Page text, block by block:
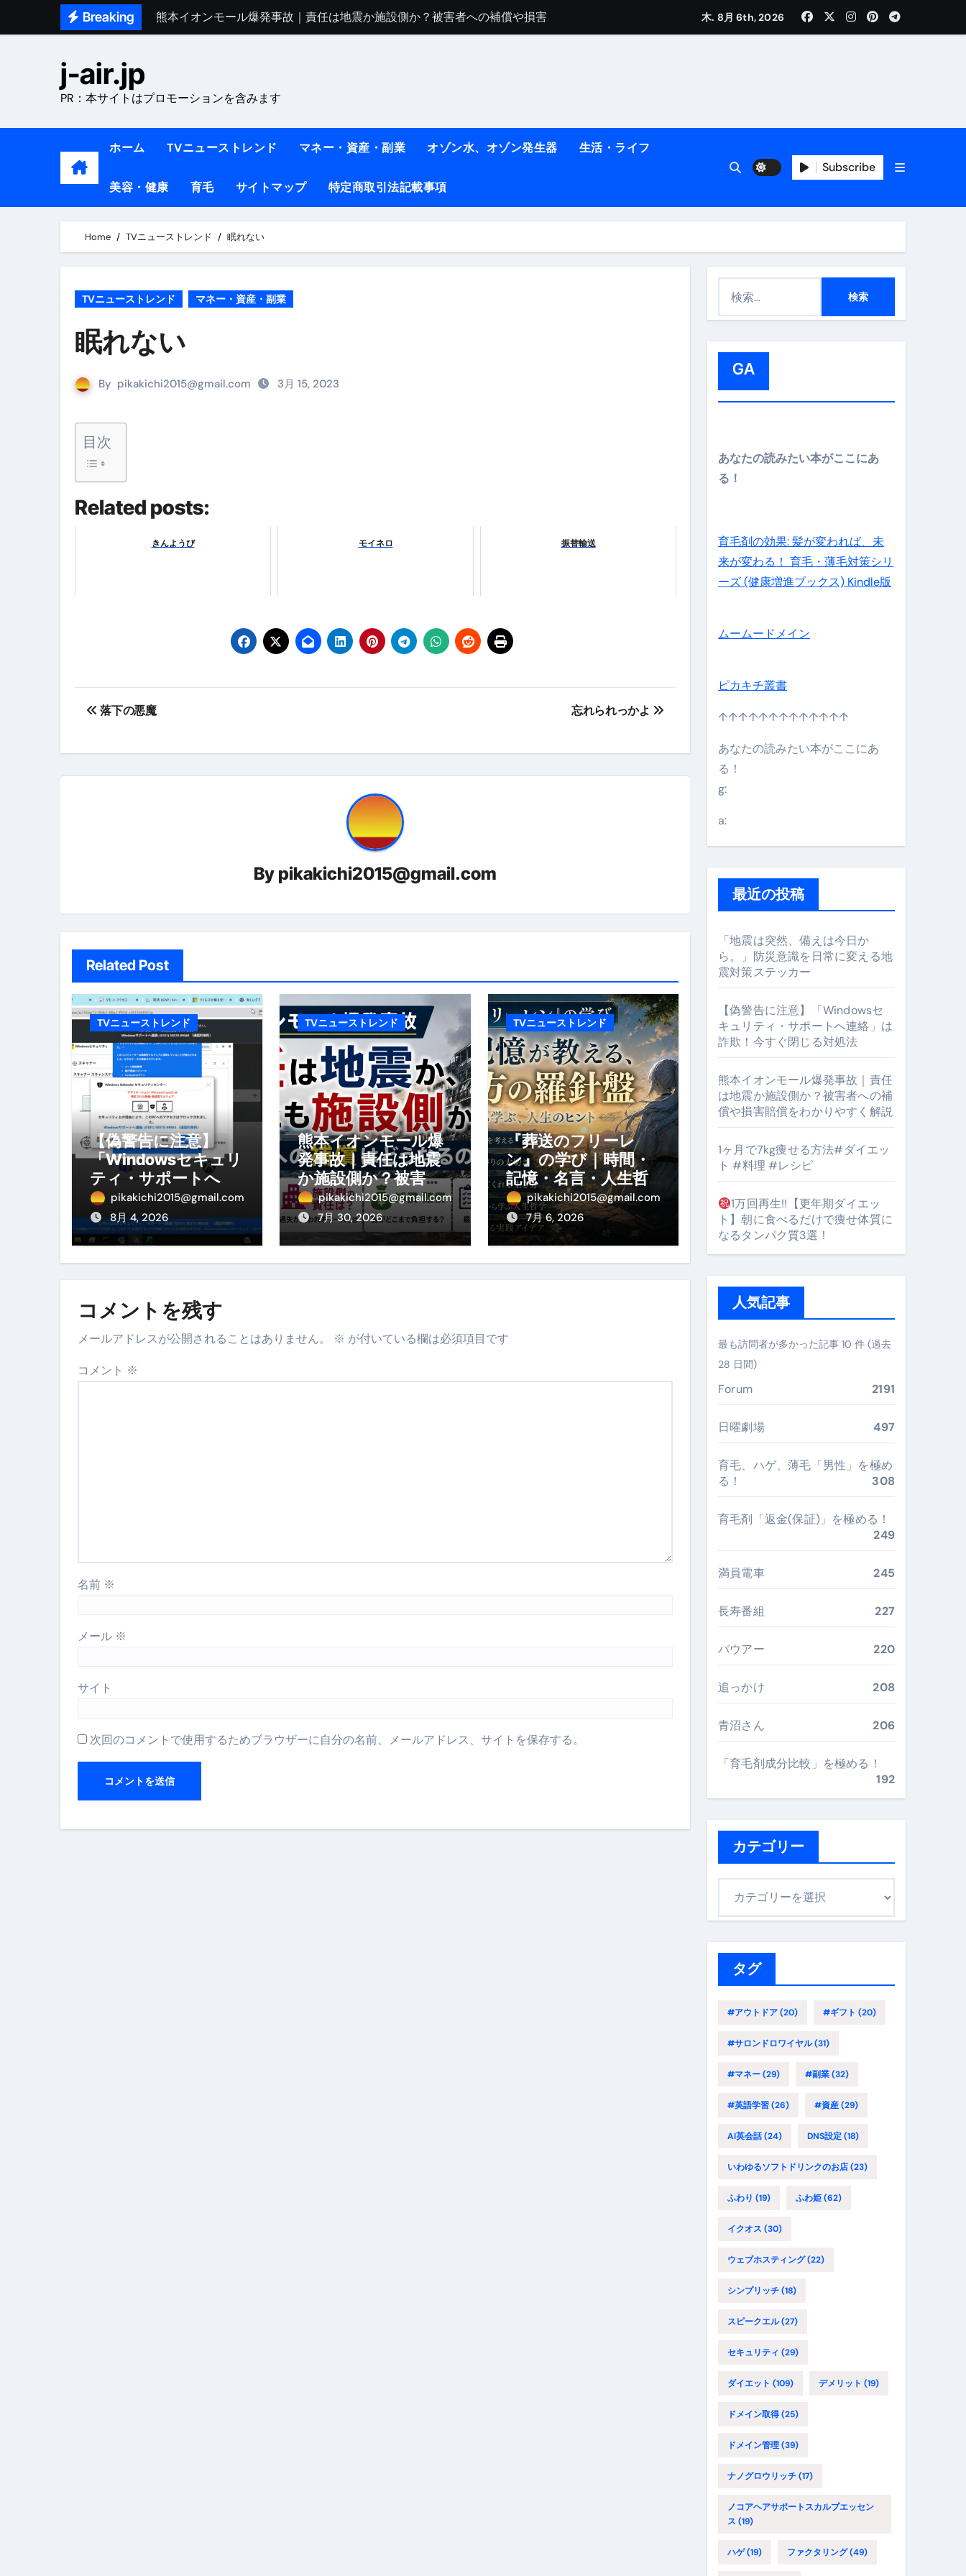
Breaking
熊本イオンモール爆発事故｜責任は地震か施設側か？被害者への補償や損害賠償をわかりやすく解説
【医者が教える】本当に痩せる薬はコレ！ #医療ダイエット
中町綾が2週間で3.5kg痩せた方法 #shots
【医者が解説】このふくらはぎ痩せ本当に効果ある？ #エクササイズ
【美容】ダイエットに対する私の考え方と実践方法を解説します【健康】
【1日ダイエットルーティン】運動なしで2ヶ月で10kg減量した、私の痩せる9つの習慣 | レシピ付き | ダイエット中の食事
『葬送のフリーレン』の学び｜時間・記憶・名言・人生哲学から読み解く生き方
リサイクル業者の無料回収・無料査定は危険？情報収集との関係と見分け方を解説
青森県震度6とベネゼエラM7級地震の関連性は？
この動画は国にすぐ消されます。これが日本が残念な国になった理由です。国民は●●をしないとこの先さらに貧しくなります。【 竹花貴騎 切り抜き 会社員
【PR】フリーランス必見！入金前の売上をすぐに現金で受け取る方法
個人事業主は銀行から融資を受けるとリスクが高い #shorts
【超高騰】爆上がりしたビットコインに695万円も投資してる営業39歳サラリーマン【2025年10月3日】 #bitcoin #全財産 #暗号資産
Q：借りた借金を返さなくていい場合ってありますか？#Shorts
【必見】もう営業電話は怖くない！初心者でも成果を出す電話の仕方はコレ！
フリーランス・個人事業主におすすめの資金調達4選
体脂肪が落ちる朝食3選 #ダイエット
No.102 9割が勘違い 自己破産の真実
アーモンドを毎日食べたらどうなるの？①【30秒でわかる効果まとめ】#アーモンド #ダイエット #筋トレ #美容 #健康 #雑学 #ナレーター #小林将大
【ひろゆき】借金1億円あります 返済か、自己破産かひろゆきさんならどちらを選びますか？ #shorts
セラピストのための！美容、健康、ダイエットにとても重要な女性ホルモンと男性ホルモン
弁護士解説【詐欺被害】警察に行っても返金されません
5キロ痩せる簡単な方法
ムームードメイン 2月のおすすめドメイン特集- ビジネスの信用を築く――そのすべての起点となるのが独自ドメイン
FRONTIER スーパーセール2026 完全攻略ガイド 今こそ買い時！ゲーミングPC・高性能BTOを最安で手に入れる方法
なくす不安と消える恐怖をゼロにする時代へ Pebblebee × iMazing で完成する「究極のスマホ防衛システム」完全ガイド
【海外ツアー完全ガイド】アジア最安1万円台＆ハワイ朝食付き割引まで網羅 ― “失敗せずに選ぶ”実践大全
新春スペシャルセール完全ガイド：国内航空券＋ホテルが“セット割”で最安級！ スカイマーク／Peach／FDA／ソラシドエアを目的別に選ぶコツと、失敗し
何をするサイトか”が一目で伝わる。いま選ばれている新定番ドメイン
梅干しを毎日食べたらどうなるの？①【30秒でわかる効果まとめ】#梅干し #ダイエット #筋トレ #美容 #健康 #雑学 #ナレーター #小林将大
ブルーベリーを毎日食べたらどうなるの？②【30秒でわかる効果まとめ】#ダイエット #筋トレ #美容 #健康 #雑学 #ナレーター #小林将大
【最新版】掛け布団の選び方“完全攻略”｜シンサレート・羽毛・人工羽毛・調温・吸湿発熱…あなたの寝室に最適解を出す快眠ガイド
【2026年最新保存版】エアトリ超新春セール＆セット割完全攻略ガイド｜海外・国内旅行を最安値で実現する究極の旅術
「3秒で整う、新しい栄養補給」 飲むミスト（IN MIST）とは何か──「飲む」という行為を再定義する新しいサプリ体験
磁気ネックレスは「首に着けるだけ」じゃない。日常の“重だるさ”を軽くする選択肢
【最新】手袋の選び方 完全ガイド｜スマホ対応・防寒・撥水・作業用（ニトリル/ビニール）まで目的別に失敗しない
電気カミソリ完全ガイド｜深剃り・肌へのやさしさ・防水・充電方式まで失敗しない選び方
補聴器の選び方 完全ガイド｜集音器との違い・タイプ別比較・価格の考え方・失敗しないチェックリスト（高齢者にも）
失敗しない「爪切り」完全ガイド：高級クリッパー・ニッパー・電動まで、硬い爪／巻き爪／飛び散り対策の選び方
木. 8月 6th, 2026
j-air.jp
PR：本サイトはプロモーションを含みます
ホーム TVニューストレンド マネー・資産・副業 オゾン水、オゾン発生器 生活・ライフ
美容・健康 育毛 サイトマップ 特定商取引法記載事項
Subscribe
Home TVニューストレンド 眠れない
TVニューストレンド マネー・資産・副業
眠れない
By pikakichi2015@gmail.com 3月 15, 2023
目次
Related posts:
きんようび モイネロ 振替輸送
投
ナ
ョ
落下の悪魔 忘れられっかよ
By pikakichi2015@gmail.com
Related Post
TVニューストレンド
【偽警告に注意】
「Windowsセキュリ
ティ・サポートへ連
絡」は詐欺！今すぐ
閉じる対処法
pikakichi2015@gmail.com
8月 4, 2026
TVニューストレンド
熊本イオンモール爆
発事故｜責任は地震
か施設側か？被害者
への補償や損害賠償
をわかりやすく解説
pikakichi2015@gmail.com
7月 30, 2026
TVニューストレンド
『葬送のフリーレ
ン』の学び｜時間・
記憶・名言・人生哲
学から読み解く生き
方
pikakichi2015@gmail.com
7月 6, 2026
コメントを残す
メールアドレスが公開されることはありません。 ※ が付いている欄は必須項目です
コメント ※
名前 ※
メール ※
サイト
次回のコメントで使用するためブラウザーに自分の名前、メールアドレス、サイトを保存する。
GA
あなたの読みたい本がここにあ
る！
育毛剤の効果: 髪が変われば、未
来が変わる！ 育毛・薄毛対策シリ
ーズ (健康増進ブックス) Kindle版
ムームードメイン
ピカキチ叢書
↑↑↑↑↑↑↑↑↑↑↑↑↑
あなたの読みたい本がここにあ
る！
g:
a:
最近の投稿
「地震は突然、備えは今日か
ら。」防災意識を日常に変える地
震対策ステッカー
【偽警告に注意】「Windowsセ
キュリティ・サポートへ連絡」は
詐欺！今すぐ閉じる対処法
熊本イオンモール爆発事故｜責任
は地震か施設側か？被害者への補
償や損害賠償をわかりやすく解説
1ヶ月で7kg痩せる方法#ダイエッ
ト #料理 #レシピ
1万回再生!!【更年期ダイエッ
ト】朝に食べるだけで痩せ体質に
なるタンパク質3選！
人気記事
最も訪問者が多かった記事 10 件 (過去
28 日間)
Forum 2191
日曜劇場 497
育毛、ハゲ、薄毛「男性」を極め
る！
308
育毛剤「返金(保証)」を極める！
249
満員電車 245
長寿番組 227
バウアー 220
追っかけ 208
青沼さん 206
「育毛剤成分比較」を極める！
192
カテゴリー
タグ
#アウトドア(20) #ギフト (20)
#サロンドロワイヤル(31)
#マネー(29) #副業(32)
#英語学習(26) #資産(29)
AI英会話(24) DNS設定(18)
いわゆるソフトドリンクのお店(23)
ふわり (19) ふわ姫(62)
イクオス (30)
ウェブホスティング(22)
シンプリッチ(18)
スピークエル(27)
セキュリティ (29)
ダイエット (109) デメリット (19)
ドメイン取得(25)
ドメイン管理(39)
ナノグロウリッチ(17)
ノコアヘアサポートスカルプエッセン
ス (19)
ハゲ(19) ファクタリング(49)